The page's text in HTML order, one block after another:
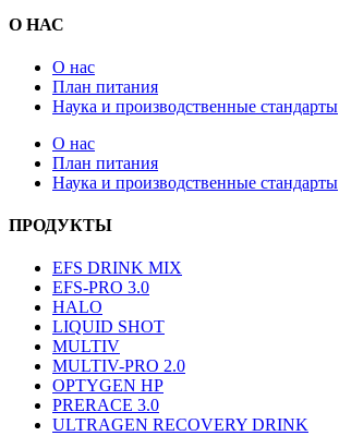
О НАС
О нас
План питания
Наука и производственные стандарты
О нас
План питания
Наука и производственные стандарты
ПРОДУКТЫ
EFS DRINK MIX
EFS-PRO 3.0
HALO
LIQUID SHOT
MULTIV
MULTIV-PRO 2.0
OPTYGEN HP
PRERACE 3.0
ULTRAGEN RECOVERY DRINK